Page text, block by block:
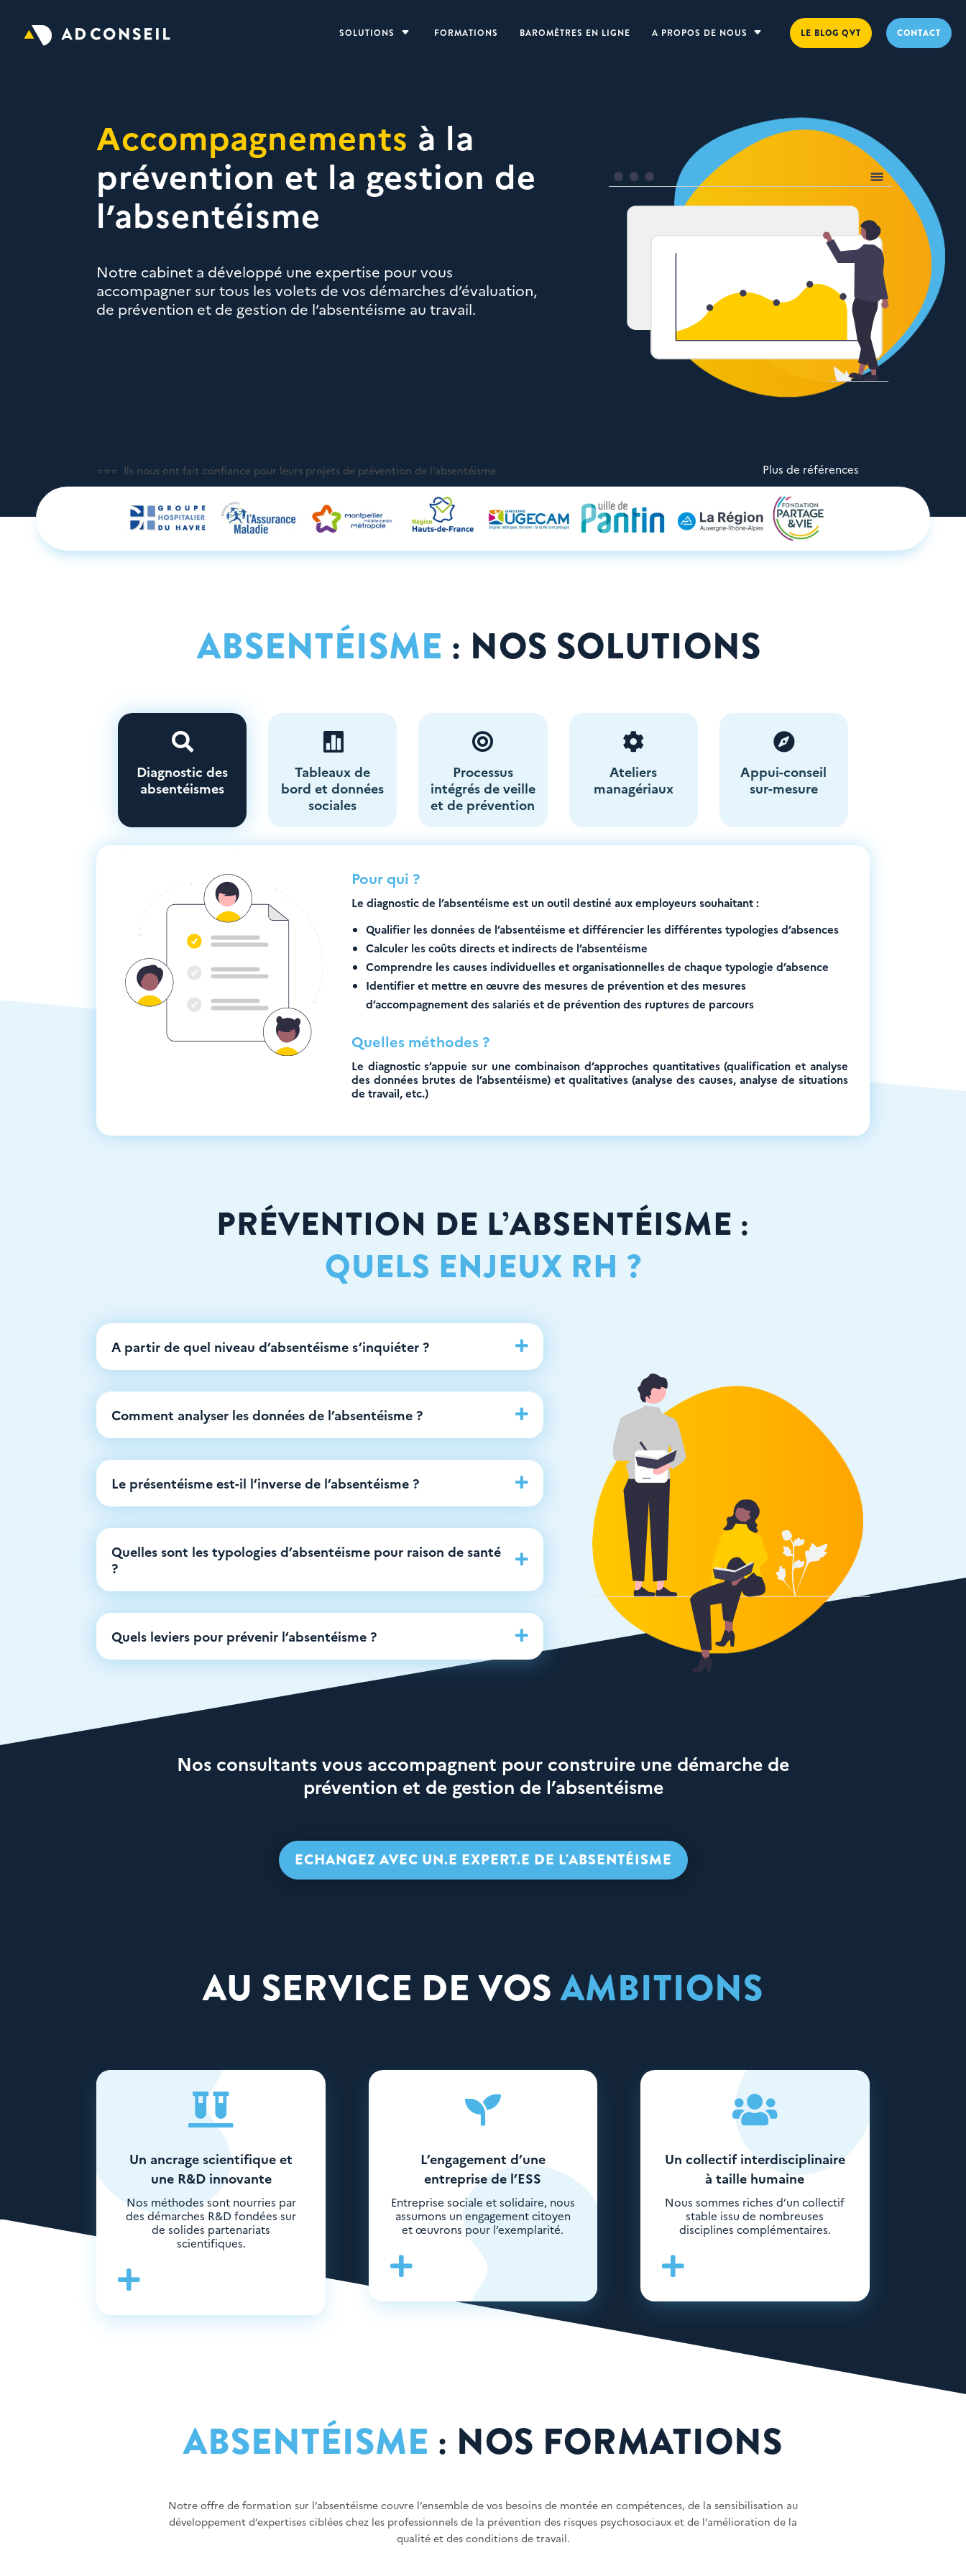
CONTACT
LE BLOG QVT
C
A PROPOS DE NOUS
BAROMÈTRES EN LIGNE
FORMATIONS
C
SOLUTIONS
Accompagnements à la
prévention et la gestion de
l’absentéisme
Notre cabinet a développé une expertise pour vous
accompagner sur tous les volets de vos démarches d’évaluation,
de prévention et de gestion de l’absentéisme au travail.
⭐⭐⭐ Ils nous ont fait confiance pour leurs projets de prévention de l’absentéisme Plus de références
ABSENTÉISME : NOS SOLUTIONS

Diagnostic des
absentéismes

Tableaux de
bord et données
sociales

Processus
intégrés de veille
et de prévention

Ateliers
managériaux

Appui-conseil
sur-mesure
Pour qui ?
Le diagnostic de l’absentéisme est un outil destiné aux employeurs souhaitant :
Qualifier les données de l’absentéisme et différencier les différentes typologies d’absences
Calculer les coûts directs et indirects de l’absentéisme
Comprendre les causes individuelles et organisationnelles de chaque typologie d’absence
Identifier et mettre en œuvre des mesures de prévention et des mesures
d’accompagnement des salariés et de prévention des ruptures de parcours
Quelles méthodes ?
Le diagnostic s’appuie sur une combinaison d’approches quantitatives (qualification et analyse
des données brutes de l’absentéisme) et qualitatives (analyse des causes, analyse de situations
de travail, etc.)
PRÉVENTION DE L’ABSENTÉISME :
QUELS ENJEUX RH ?

A partir de quel niveau d’absentéisme s’inquiéter ?

Comment analyser les données de l’absentéisme ?

Le présentéisme est-il l’inverse de l’absentéisme ?

Quelles sont les typologies d’absentéisme pour raison de santé
?

Quels leviers pour prévenir l’absentéisme ?
Nos consultants vous accompagnent pour construire une démarche de
prévention et de gestion de l’absentéisme
ECHANGEZ AVEC UN.E EXPERT.E DE L'ABSENTÉISME
AU SERVICE DE VOSAMBITIONS

Un ancrage scientifique et
une R&D innovante
Nos méthodes sont nourries par
des démarches R&D fondées sur
de solides partenariats
scientifiques.


L’engagement d’une
entreprise de l’ESS
Entreprise sociale et solidaire, nous
assumons un engagement citoyen
et œuvrons pour l’exemplarité.


Un collectif interdisciplinaire
à taille humaine
Nous sommes riches d’un collectif
stable issu de nombreuses
disciplines complémentaires.

ABSENTÉISME : NOS FORMATIONS
Notre offre de formation sur l’absentéisme couvre l’ensemble de vos besoins de montée en compétences, de la sensibilisation au
développement d’expertises ciblées chez les professionnels de la prévention des risques psychosociaux et de l’amélioration de la
qualité et des conditions de travail.